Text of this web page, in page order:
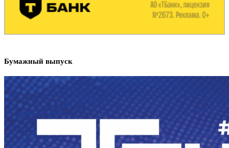
Бумажный выпуск